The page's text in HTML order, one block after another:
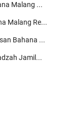
umat yg
Malang ...
Malang Re...
Bahana ...
Jamil...